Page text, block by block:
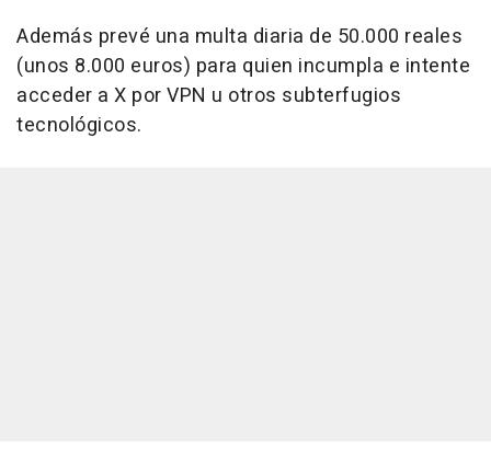
Además prevé una multa diaria de 50.000 reales
(unos 8.000 euros) para quien incumpla e intente
acceder a X por VPN u otros subterfugios
tecnológicos.